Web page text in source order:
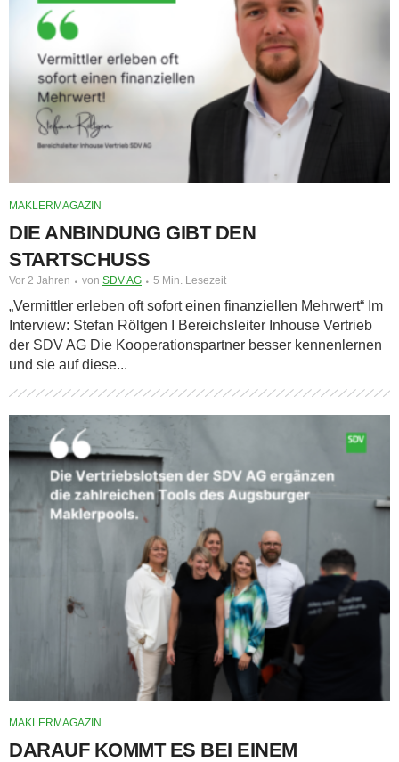
MAKLERMAGAZIN
DIE ANBINDUNG GIBT DEN
STARTSCHUSS
Vor 2 Jahren von SDV AG 5 Min. Lesezeit
„Vermittler erleben oft sofort einen finanziellen Mehrwert“ Im
Interview: Stefan Röltgen I Bereichsleiter Inhouse Vertrieb
der SDV AG Die Kooperationspartner besser kennenlernen
und sie auf diese...
MAKLERMAGAZIN
DARAUF KOMMT ES BEI EINEM